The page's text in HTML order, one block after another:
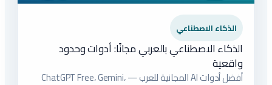
الذكاء الاصطناعي
الذكاء الاصطناعي بالعربي مجانًا: أدوات وحدود
واقعية
أفضل أدوات AI المجانية للعرب — ChatGPT Free، Gemini،